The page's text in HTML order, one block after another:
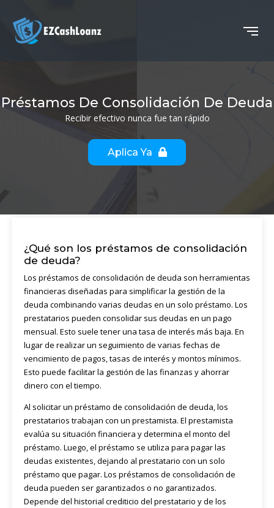
Préstamos De Consolidación De Deuda
Recibir efectivo nunca fue tan rápido
Aplica Ya
¿Qué son los préstamos de consolidación
de deuda?
Los préstamos de consolidación de deuda son herramientas
financieras diseñadas para simplificar la gestión de la
deuda combinando varias deudas en un solo préstamo. Los
prestatarios pueden consolidar sus deudas en un pago
mensual. Esto suele tener una tasa de interés más baja. En
lugar de realizar un seguimiento de varias fechas de
vencimiento de pagos, tasas de interés y montos mínimos.
Esto puede facilitar la gestión de las finanzas y ahorrar
dinero con el tiempo.
Al solicitar un préstamo de consolidación de deuda, los
prestatarios trabajan con un prestamista. El prestamista
evalúa su situación financiera y determina el monto del
préstamo. Luego, el préstamo se utiliza para pagar las
deudas existentes, dejando al prestatario con un solo
préstamo que pagar. Los préstamos de consolidación de
deuda pueden ser garantizados o no garantizados.
Depende del historial crediticio del prestatario y de los